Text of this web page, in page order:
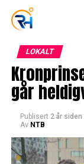
LOKALT
går
Publisert 2 år siden
Av NTB